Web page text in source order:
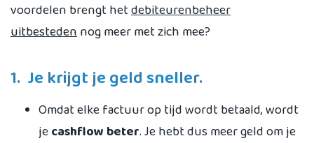
voordelen brengt hetdebiteurenbeheer
uitbestedennog meer met zich mee?
1. Je krijgt je geld sneller.
Omdat elke factuur op tijd wordt betaald, wordt
jecashflow beter. Je hebt dus meer geld om je